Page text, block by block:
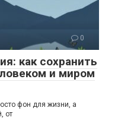
0
как сохранить
и миром
фон для жизни, а
от